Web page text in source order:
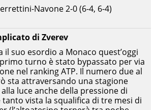
di Zverev
il suo esordio a Monaco quest’oggi
turno è stato bypassato per via
nel ranking ATP. Il numero due al
sta attraversando una stagione
luce anche della pressione di
vista la squalifica di tre mesi di
Navone 2-0 (6-4, 6-4)